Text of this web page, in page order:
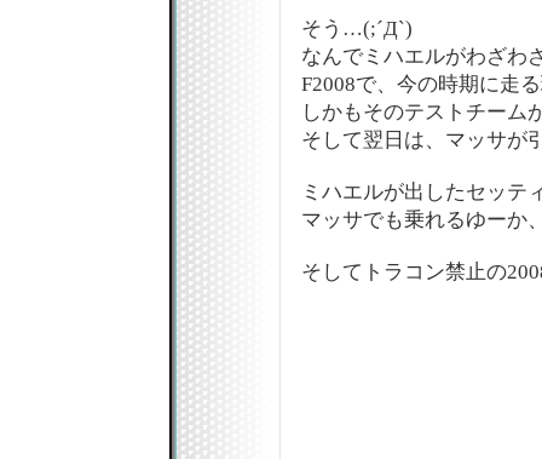
そう…(;´Д`)
なんでミハエルがわざわ
F2008で、今の時期に走
しかもそのテストチーム
そして翌日は、マッサが
ミハエルが出したセッテ
マッサでも乗れるゆーか
そしてトラコン禁止の